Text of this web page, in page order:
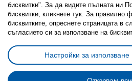
Политика за използване на
Избор на настройки за
Условия за ползване на ikea.bgОбща
Политика за защита на
Общи условия на
бисквитки". За да видите пълната ни
бисквитки, кликнете тук. За правилно
бисквитките, опреснете страницата в
съгласието си за използване на
Настройки за използване